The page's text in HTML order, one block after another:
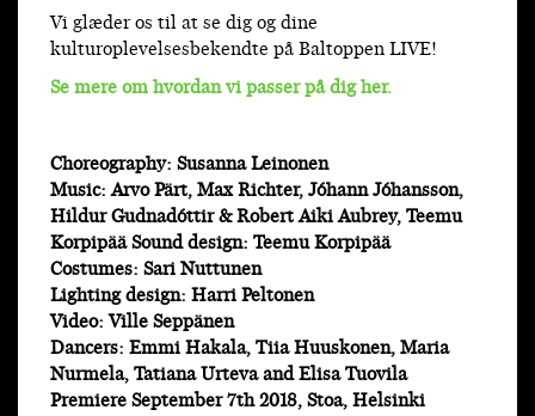
Vi glæder os til at se dig og dine
kulturoplevelsesbekendte på Baltoppen LIVE!
Se mere om hvordan vi passer på dig her.
Choreography: Susanna Leinonen
Music: Arvo Pärt, Max Richter, Jóhann Jóhansson,
Hildur Gudnadóttir & Robert Aiki Aubrey, Teemu
Korpipää Sound design: Teemu Korpipää
Costumes: Sari Nuttunen
Lighting design: Harri Peltonen
Video: Ville Seppänen
Dancers: Emmi Hakala, Tiia Huuskonen, Maria
Nurmela, Tatiana Urteva and Elisa Tuovila
Premiere September 7th 2018, Stoa, Helsinki